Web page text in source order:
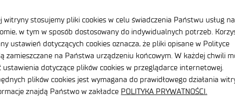
witryny stosujemy pliki cookies w celu świadczenia Państwu usług na
w tym w sposób dostosowany do indywidualnych potrzeb.
ustawień dotyczących cookies oznacza, że pliki opisane w Polityce
zamieszczane na Państwa urządzeniu końcowym. W każdej chwili
ustawienia dotyczące plików cookies w przeglądarce internetowej.
plików cookies jest wymagana do prawidłowego działania
znajdą Państwo w zakładce POLITYKA PRYWATNOŚCI.